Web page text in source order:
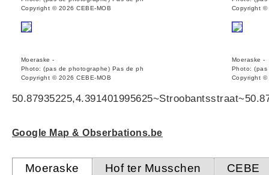
Copyright © 2026 CEBE-MOB
Copyright ©
Moeraske -
Photo: (pas de photographe) Pas de ph
Copyright © 2026 CEBE-MOB
Moeraske -
Photo:
Copyright ©
Google Map & Obserbations.be
Moeraske Hof ter Musschen CEBE